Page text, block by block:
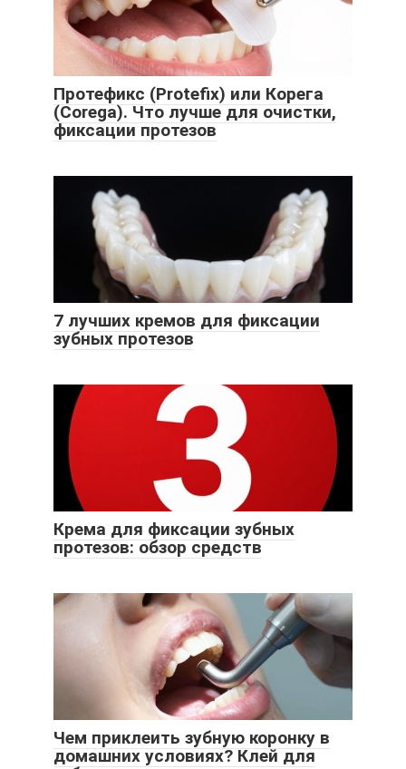
Протефикс (Protefix) или Корега
(Corega). Что лучше для очистки,
фиксации протезов
7 лучших кремов для фиксации
зубных протезов
Крема для фиксации зубных
протезов: обзор средств
Чем приклеить зубную коронку в
домашних условиях? Клей для